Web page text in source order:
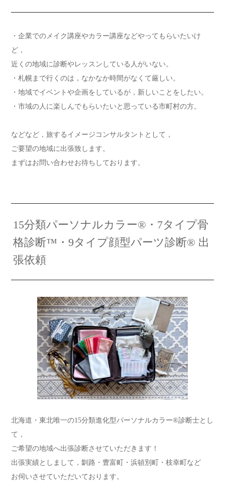
・企業でのメイク講座やカラー講座などやってもらいたいけ
ど，
近くの地域に診断やレッスンしている人がいない。
・札幌まで行くのは，なかなか時間がなくて厳しい。
・地域でイベントや企画をしているが，新しいことをしたい。
・市域の人に楽しんでもらいたいと思っている市町村の方。
などなど，旅するイメージコンサルタントとして，
ご要望の地域に出張致します。
まずはお問い合わせお待ちしております。
15分類パーソナルカラー®・7タイプ骨
格診断™️・9タイプ顔型パーツ診断® 出
張依頼
北海道・東北唯一の15分類進化型パーソナルカラー®診断士とし
て，
ご希望の地域へ出張診断させていただきます！
出張実績としまして，釧路・豊富町・浜頓別町・枝幸町など
お伺いさせていただいております。